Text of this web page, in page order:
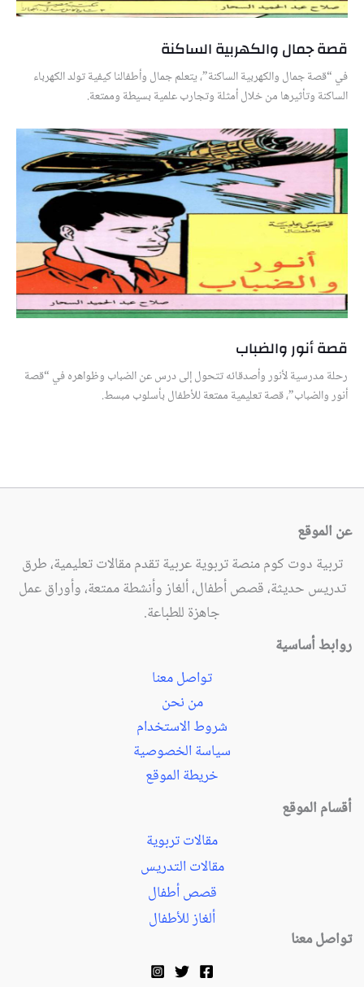
قصة جمال والكهربية الساكنة
في “قصة جمال والكهربية الساكنة”، يتعلم جمال وأطفالنا كيفية تولد الكهرباء
الساكنة وتأثيرها من خلال أمثلة وتجارب علمية بسيطة وممتعة.
قصة أنور والضباب
رحلة مدرسية لأنور وأصدقائه تتحول إلى درس عن الضباب وظواهره في “قصة
أنور والضباب”، قصة تعليمية ممتعة للأطفال بأسلوب مبسط.
عن الموقع
تربية دوت كوم منصة تربوية عربية تقدم مقالات تعليمية، طرق
تدريس حديثة، قصص أطفال، ألغاز وأنشطة ممتعة، وأوراق عمل
جاهزة للطباعة.
روابط أساسية
تواصل معنا
من نحن
شروط الاستخدام
سياسة الخصوصية
خريطة الموقع
أقسام الموقع
مقالات تربوية
مقالات التدريس
قصص أطفال
ألغاز للأطفال
تواصل معنا